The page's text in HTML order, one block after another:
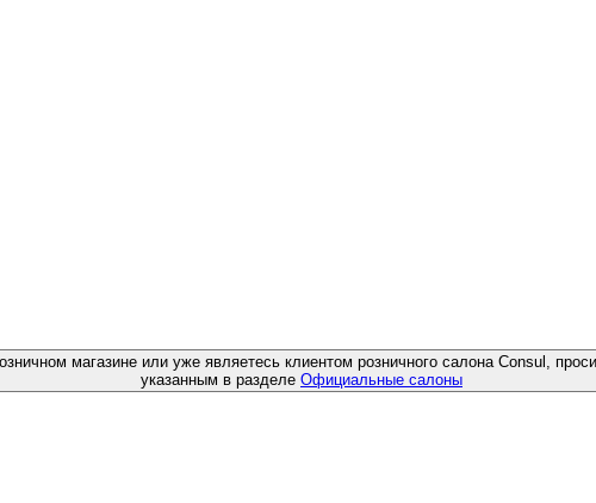
магазине или уже являетесь клиентом розничного салона Consul,
указанным в разделе Официальные салоны